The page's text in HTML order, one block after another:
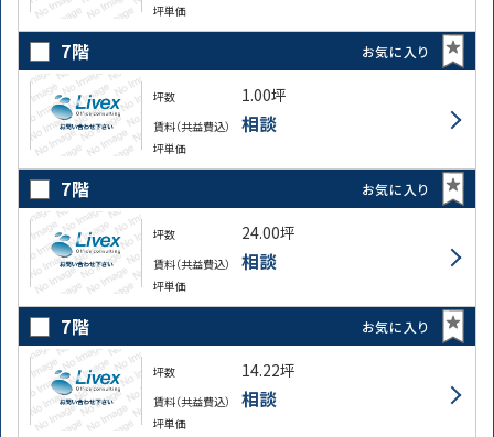
坪単価
7階 お気に入り
坪数 1.00坪
賃料（共益費込） 相談
坪単価
7階 お気に入り
坪数 24.00坪
賃料（共益費込） 相談
坪単価
7階 お気に入り
坪数 14.22坪
賃料（共益費込） 相談
坪単価